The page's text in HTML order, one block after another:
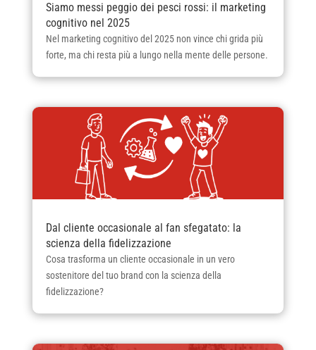
Siamo messi peggio dei pesci rossi: il marketing
cognitivo nel 2025
Nel marketing cognitivo del 2025 non vince chi grida più
forte, ma chi resta più a lungo nella mente delle persone.
Dal cliente occasionale al fan sfegatato: la
scienza della fidelizzazione
Cosa trasforma un cliente occasionale in un vero
sostenitore del tuo brand con la scienza della
fidelizzazione?